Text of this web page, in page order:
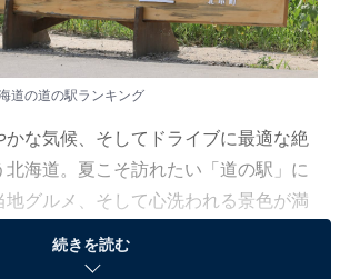
道の道の駅ランキング
かな気候、そしてドライブに最適な絶
海道。夏こそ訪れたい「道の駅」に
地グルメ、そして心洗われる景色が満
続きを読む